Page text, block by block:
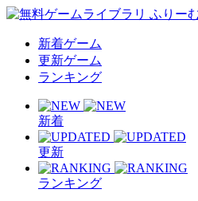
新着ゲーム
更新ゲーム
ランキング
新着
更新
ランキング